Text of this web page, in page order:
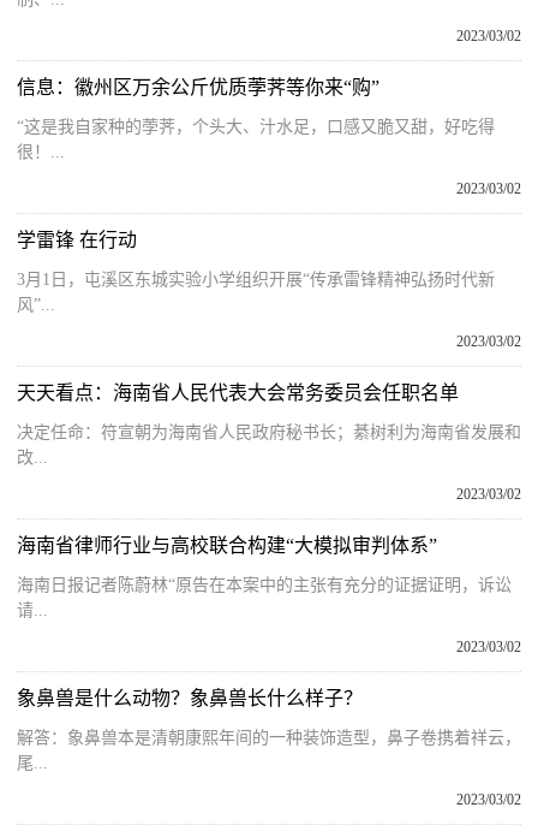
2023/03/02
信息：徽州区万余公斤优质荸荠等你来“购”
“这是我自家种的荸荠，个头大、汁水足，口感又脆又甜，好吃得
很！...
2023/03/02
学雷锋 在行动
3月1日，屯溪区东城实验小学组织开展“传承雷锋精神弘扬时代新
风”...
2023/03/02
天天看点：海南省人民代表大会常务委员会任职名单
决定任命：符宣朝为海南省人民政府秘书长；綦树利为海南省发展和
改...
2023/03/02
海南省律师行业与高校联合构建“大模拟审判体系”
海南日报记者陈蔚林“原告在本案中的主张有充分的证据证明，诉讼
请...
2023/03/02
象鼻兽是什么动物？象鼻兽长什么样子？
解答：象鼻兽本是清朝康熙年间的一种装饰造型，鼻子卷携着祥云，
尾...
2023/03/02